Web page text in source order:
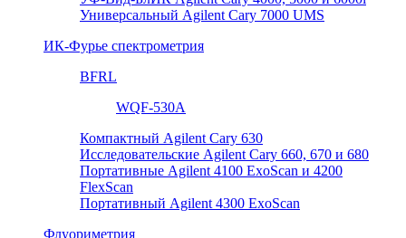
Универсальный Agilent Cary 7000 UMS
ИК-Фурье спектрометрия
BFRL
WQF-530A
Компактный Agilent Cary 630
Исследовательские Agilent Cary 660, 670 и 680
Портативные Agilent 4100 ExoScan и 4200
FlexScan
Портативный Agilent 4300 ExoScan
Флуориметрия